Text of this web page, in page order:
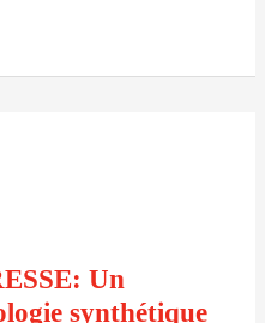
Un
synthétique